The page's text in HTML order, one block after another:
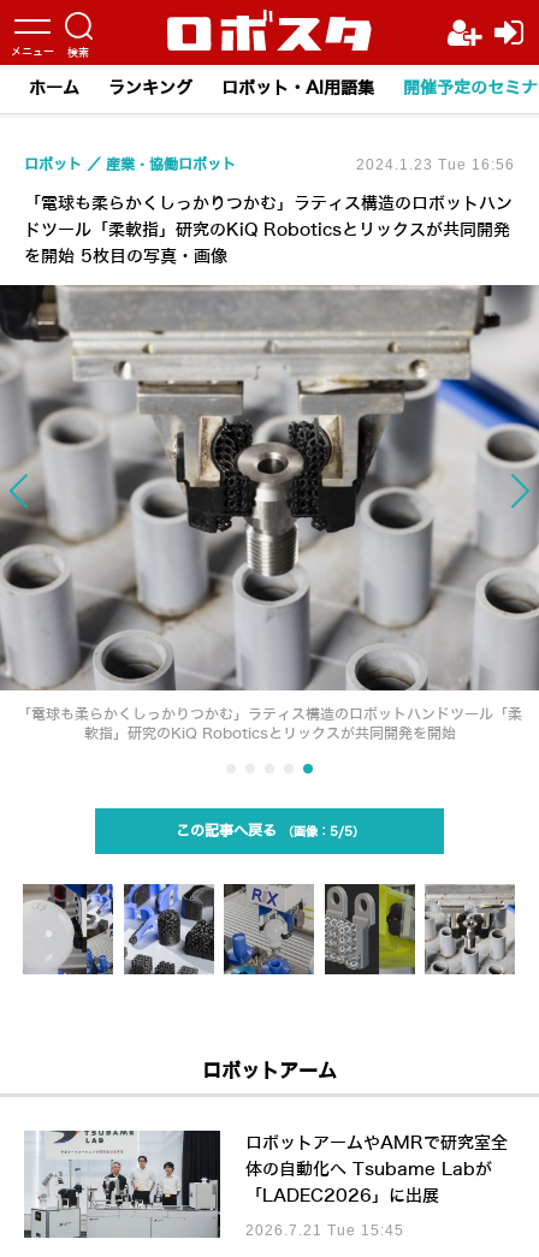
ホーム ランキング ロボット・AI用語集 開催予定のセミ
「電球も柔らかくしっかりつかむ」ラティス構造のロボットハン
ドツール「柔軟指」研究のKiQ Roboticsとリックスが共同開発
を開始 5枚目の写真・画像
ロボット 産業・協働ロボット 2024.1.23 Tue 16:56
「電球も柔らかくしっかりつかむ」ラティス構造のロボットハンドツール「柔
軟指」研究のKiQ Roboticsとリックスが共同開発を開始
この記事へ戻る 5/5
ロボットアーム
ロボットアームやAMRで研究室全
体の自動化へ Tsubame Labが
「LADEC2026」に出展
2026.7.21 Tue 15:45